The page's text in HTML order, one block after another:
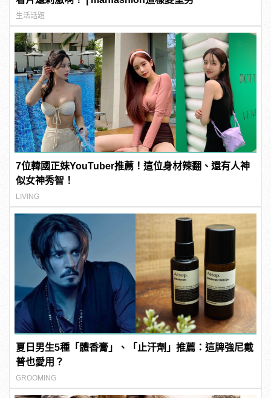
生活話題
7位韓國正妹YouTuber推薦！這位身材辣翻、還有人神
似女神秀智！
LIVING
夏日男生5種「體香膏」、「止汗劑」推薦：這牌強尼戴
普也愛用？
GROOMING